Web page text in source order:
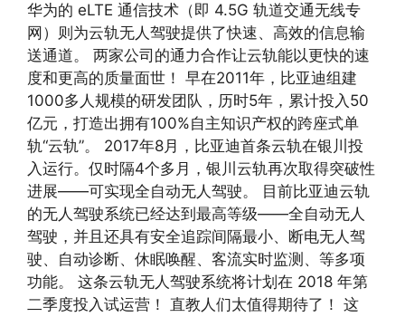
华为的 eLTE 通信技术（即 4.5G 轨道交通无线专
网）则为云轨无人驾驶提供了快速、高效的信息输
送通道。 两家公司的通力合作让云轨能以更快的速
度和更高的质量面世！ 早在2011年，比亚迪组建
1000多人规模的研发团队，历时5年，累计投入50
亿元，打造出拥有100%自主知识产权的跨座式单
轨“云轨”。 2017年8月，比亚迪首条云轨在银川投
入运行。仅时隔4个多月，银川云轨再次取得突破性
进展——可实现全自动无人驾驶。 目前比亚迪云轨
的无人驾驶系统已经达到最高等级——全自动无人
驾驶，并且还具有安全追踪间隔最小、断电无人驾
驶、自动诊断、休眠唤醒、客流实时监测、等多项
功能。 这条云轨无人驾驶系统将计划在 2018 年第
二季度投入试运营！ 直教人们太值得期待了！ 这